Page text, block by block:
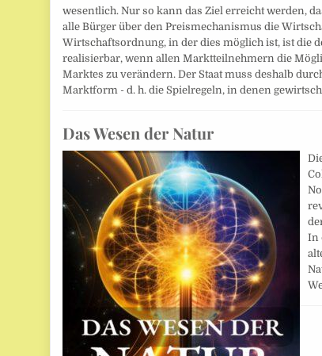
wesentlich. Nur so kann das Ziel erreicht werden,
alle Bürger über den Preismechanismus die
Wirtschaftsordnung, in der dies möglich ist, ist die
realisierbar, wenn allen Marktteilnehmern die
Marktes zu verändern. Der Staat muss deshalb
Marktform - d. h. die Spielregeln, in denen
Das Wesen der Natur
In